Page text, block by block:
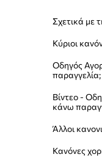
Σχετικά με
Κύριοι
Οδηγός
παραγγελία;
Βίντεο -
κάνω
Άλλοι
Κανόνες